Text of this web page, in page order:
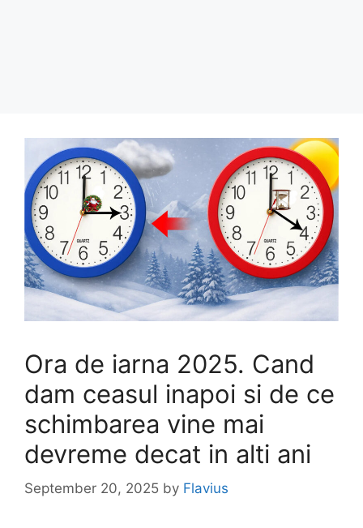
Ora de iarna 2025. Cand
dam ceasul inapoi si de ce
schimbarea vine mai
devreme decat in alti ani
September 20, 2025 by Flavius